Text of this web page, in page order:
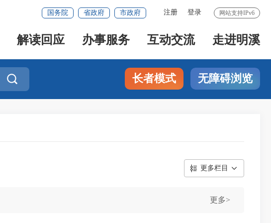
网站支持IPv6
注册 登录
国务院 省政府 市政府
解读回应 办事服务 互动交流 走进明溪
 长者模式 无障碍浏览
更多栏目
更多>